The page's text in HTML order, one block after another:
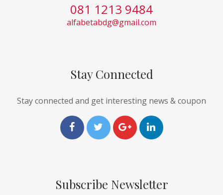
081 1213 9484
alfabetabdg@gmail.com
Stay Connected
Stay connected and get interesting news & coupon
Subscribe Newsletter